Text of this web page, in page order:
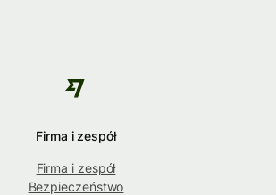
Firma i zespół
Firma i zespół
Bezpieczeństwo